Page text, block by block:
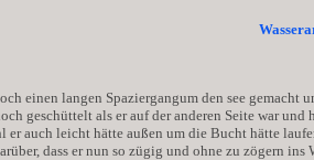
einen langen Spaziergangum den see
geschüttelt als er auf der anderen Seite war
er auch leicht hätte außen um die Bucht hätte
dass er nun so zügig und ohne zu zögern ins